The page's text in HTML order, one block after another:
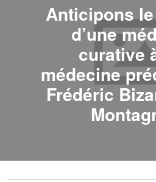
Anticipons
d’une
curative
médecine
Frédéric